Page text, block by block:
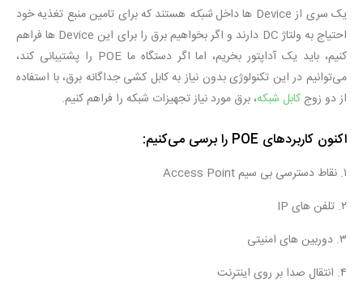
یک سری از Device ها داخل شبکههستند که برای تامین منبع تغذیه خود
احتیاج به ولتاژ DC دارند و اگر بخواهیم برق را برای این Device ها فراهم
کنیم، باید یک آداپتور بخریم، اما اگر دستگاه ما POE را پشتیبانی کند،
می‌توانیم در این تکنولوژی بدون نیاز به کابل کشی جداگانه برق، با استفاده
از دو زوج کابل شبکه، برق مورد نیاز تجهیزات شبکه را فراهم کنیم.
اکنون کاربردهای POE را برسی می‌کنیم:
۱. نقاط دسترسی بی سیم Access Point
۲. تلفن های IP
۳. دوربین های امنیتی
۴. انتقال صدا بر روی اینترنت